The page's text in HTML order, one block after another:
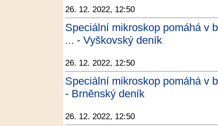
26. 12. 2022, 12:50
Speciální mikroskop pomáhá v
... - Vyškovský deník
26. 12. 2022, 12:50
Speciální mikroskop pomáhá v
- Brněnský deník
26. 12. 2022, 12:50